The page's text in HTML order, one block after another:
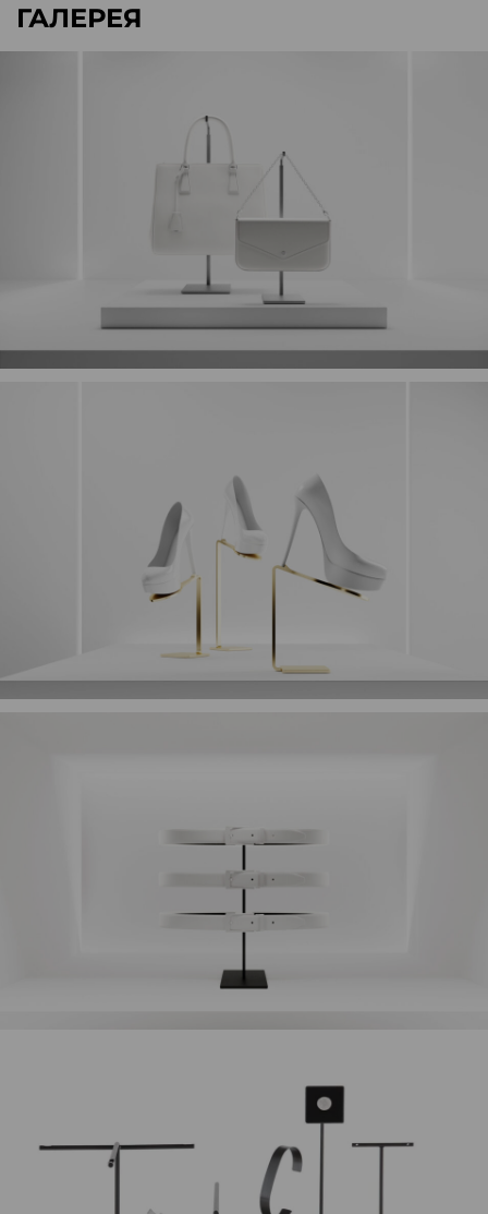
ГАЛЕРЕЯ